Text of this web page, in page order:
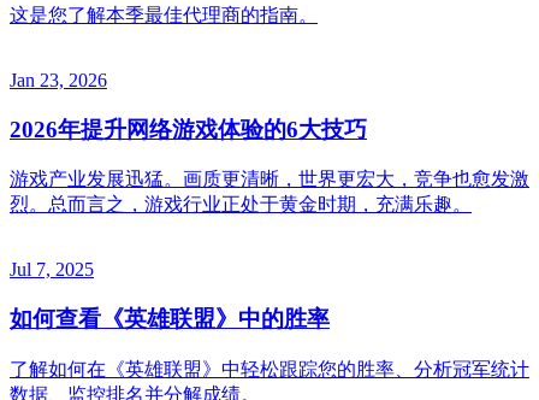
这是您了解本季最佳代理商的指南。
Jan 23, 2026
2026年提升网络游戏体验的6大技巧
游戏产业发展迅猛。画质更清晰，世界更宏大，竞争也愈发激
烈。总而言之，游戏行业正处于黄金时期，充满乐趣。
Jul 7, 2025
如何查看《英雄联盟》中的胜率
了解如何在《英雄联盟》中轻松跟踪您的胜率、分析冠军统计
数据、监控排名并分解成绩。